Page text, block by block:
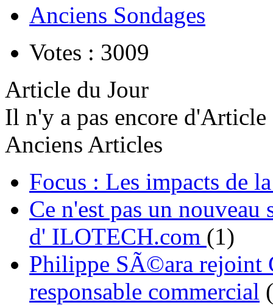
Anciens Sondages
Votes : 3009
Article du Jour
Il n'y a pas encore d'Article
Anciens Articles
Focus : Les impacts de
Ce n'est pas un
d' ILOTECH.com (1)
Philippe SÃ©ara rejoint
responsable commercial